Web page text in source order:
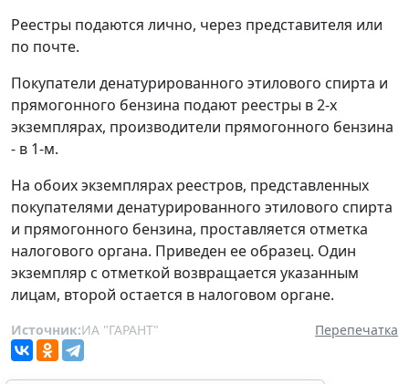
Реестры подаются лично, через представителя или
по почте.
Покупатели денатурированного этилового спирта и
прямогонного бензина подают реестры в 2-х
экземплярах, производители прямогонного бензина
- в 1-м.
На обоих экземплярах реестров, представленных
покупателями денатурированного этилового спирта
и прямогонного бензина, проставляется отметка
налогового органа. Приведен ее образец. Один
экземпляр с отметкой возвращается указанным
лицам, второй остается в налоговом органе.
Источник:ИА "ГАРАНТ" Перепечатка